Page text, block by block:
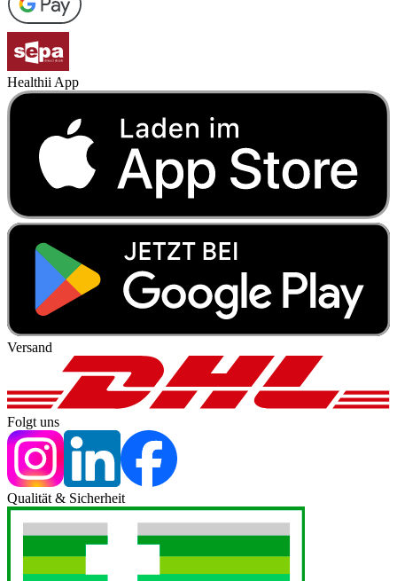
Healthii App
Versand
Folgt uns
Qualität & Sicherheit